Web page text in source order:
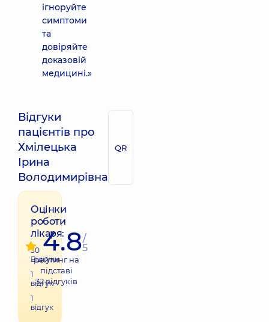
ігноруйте
симптоми
та
довіряйте
доказовій
медицині.»
Відгуки
пацієнтів про
Хмілецька
Ірина
Володимирівна
QR
Оцінки
роботи
лікаря:
30
Відгуки
1
відгук
1
відгук
4.8/
5
рейтинг на
підставі
32відгуків